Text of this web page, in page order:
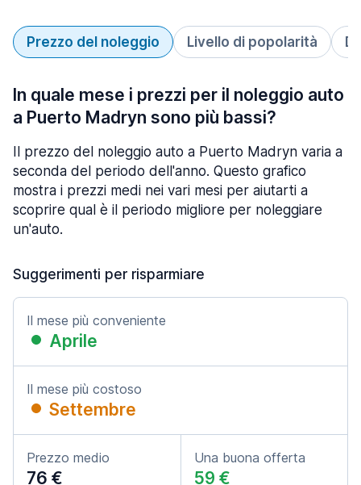
Prezzo del noleggio Livello di popolarità
In quale mese i prezzi per il noleggio auto
a Puerto Madryn sono più bassi?
Il prezzo del noleggio auto a Puerto Madryn varia a
seconda del periodo dell'anno. Questo grafico
mostra i prezzi medi nei vari mesi per aiutarti a
scoprire qual è il periodo migliore per noleggiare
un'auto.
Suggerimenti per risparmiare
Il mese più conveniente
Aprile
Il mese più costoso
Settembre
Prezzo medio
76 €
Una buona offerta
59 €